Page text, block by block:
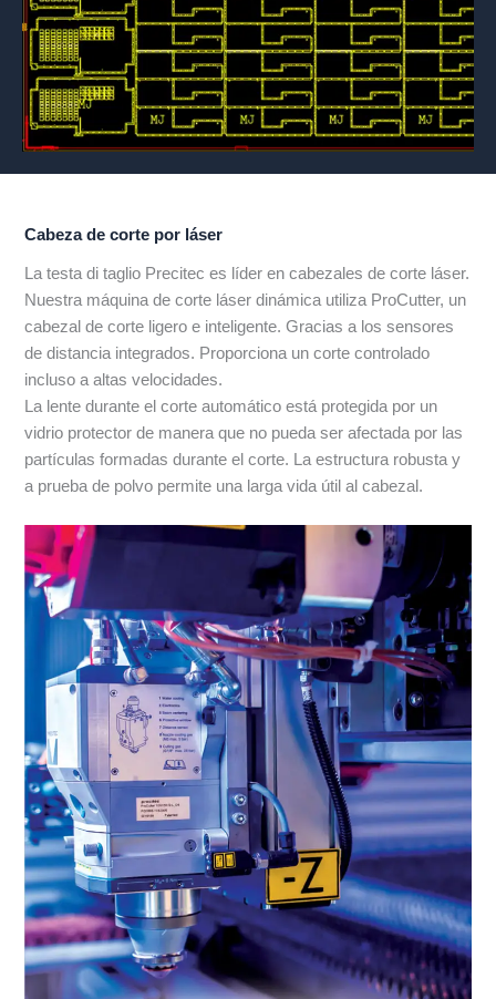
Cabeza de corte por láser
La testa di taglio Precitec es líder en cabezales de corte láser.
Nuestra máquina de corte láser dinámica utiliza ProCutter, un
cabezal de corte ligero e inteligente. Gracias a los sensores
de distancia integrados. Proporciona un corte controlado
incluso a altas velocidades.
La lente durante el corte automático está protegida por un
vidrio protector de manera que no pueda ser afectada por las
partículas formadas durante el corte. La estructura robusta y
a prueba de polvo permite una larga vida útil al cabezal.